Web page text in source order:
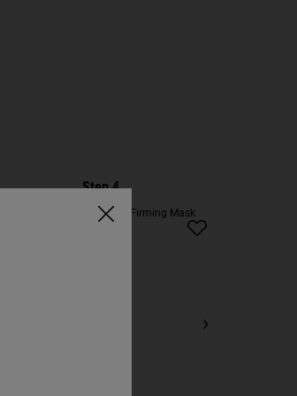
Step 4